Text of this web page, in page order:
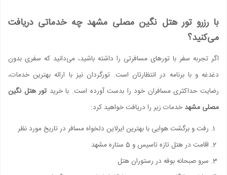
با رزرو تور هتل نگین مصلی مشهد چه خدماتی دریافت
می‌کنید؟
اگر تجربه سفر با تورهای مسافرتی را داشته باشید، می‌دانید که سفری بدون
دغدغه و با برنامه در انتظارتان است. تورگردان نیز با ارائه بهترین خدمات،
رضایت حداکثری مسافران خود را بدست آورده است. با خرید تور هتل نگین
مصلی مشهد خدمات زیر را دریافت خواهید کرد:
رفت و برگشت هوایی با بهترین ایرلاین دلخواه مسافر در تاریخ مورد نظر
اقامت در هتل تازه تاسیس و 5 ستاره مشهد
سرو صبحانه بوفه در رستوران هتل